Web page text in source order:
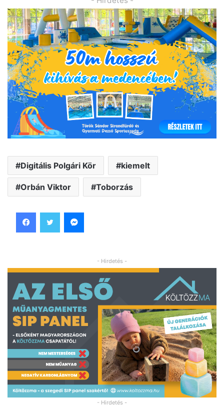
Digitális Polgári Kör kiemelt
Orbán Viktor Toborzás
- Hirdetés -
- Hirdetés -